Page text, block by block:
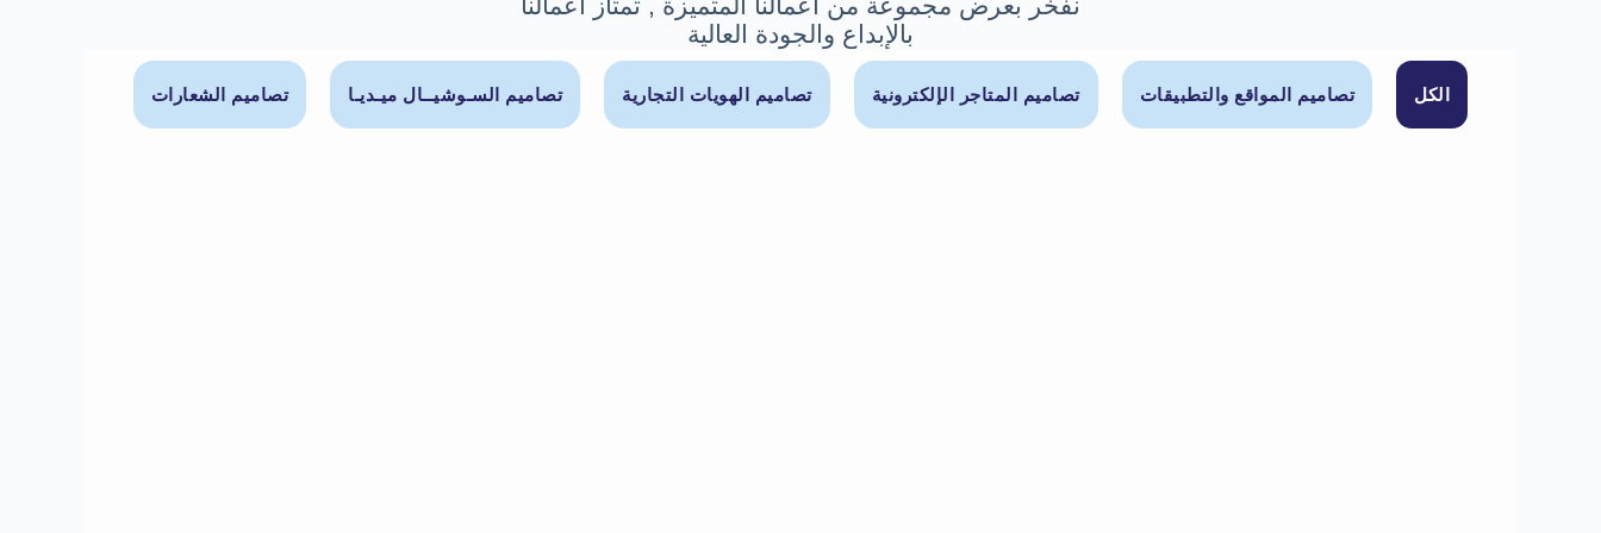
بالإبداع والجودة العالية
الكل تصاميم المواقع والتطبيقات تصاميم المتاجر الإلكترونية تصاميم الهويات التجارية تصاميم السـوشيــال ميـديـا تصاميم الشعارات